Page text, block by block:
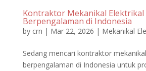
Kontraktor Mekanikal Elektrikal
Berpengalaman di Indonesia
by crn | Mar 22, 2026 | Mekanikal
Sedang mencari kontraktor
berpengalaman di Indonesia untuk